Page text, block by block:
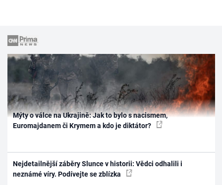
Mýty o válce na Ukrajině: Jak to bylo s nacismem,
Euromajdanem či Krymem a kdo je diktátor?
Nejdetailnější záběry Slunce v historii: Vědci odhalili i
neznámé víry. Podívejte se zblízka